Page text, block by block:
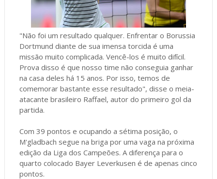
"Não foi um resultado qualquer. Enfrentar o Borussia
Dortmund diante de sua imensa torcida é uma
missão muito complicada. Vencê-los é muito difícil.
Prova disso é que nosso time não conseguia ganhar
na casa deles há 15 anos. Por isso, temos de
comemorar bastante esse resultado", disse o meia-
atacante brasileiro Raffael, autor do primeiro gol da
partida.
Com 39 pontos e ocupando a sétima posição, o
M'gladbach segue na briga por uma vaga na próxima
edição da Liga dos Campeões. A diferença para o
quarto colocado Bayer Leverkusen é de apenas cinco
pontos.